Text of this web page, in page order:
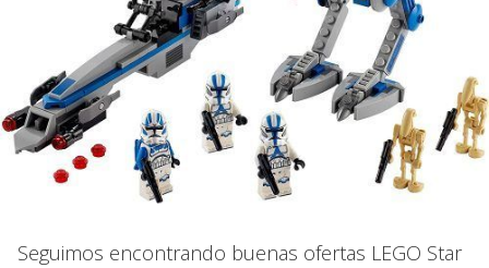
Seguimos encontrando buenas ofertas LEGO Star